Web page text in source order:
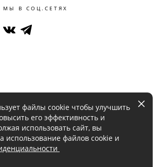
МЫ В СОЦ.СЕТЯХ
файлы cookie чтобы улучшить
его эффективность и
использовать сайт, вы
использование файлов cookie и